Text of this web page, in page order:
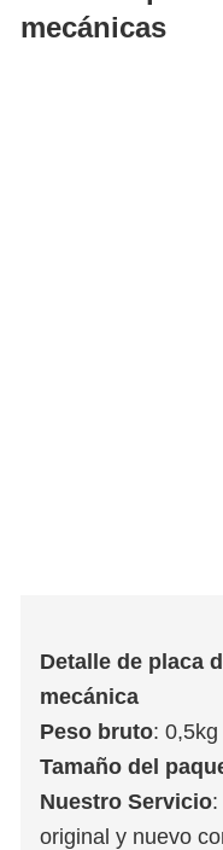
mecánicas
Detalle de placa
mecánica
Peso bruto: 0,5kg
Tamaño del
Nuestro Servicio
original y nuevo